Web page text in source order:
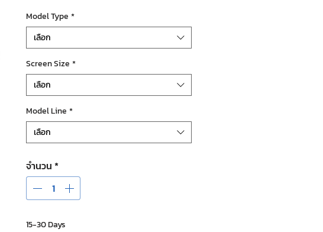
performance options, flexible memory
and storage configurations, and high-
quality displays. With enhanced
connectivity, long-lasting battery life, and
enterprise-grade security, it’s ideal for
professionals who need reliability and
model adds touchscreen functionality
and Active Pen support for creative and
interactive work.
Model Type *
เลือก
Screen Size *
เลือก
Model Line *
เลือก
จำนวน *
15-30 Days